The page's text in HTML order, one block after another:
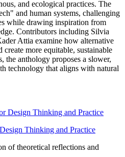
and ecological practices. The
and human systems, challenging
while drawing inspiration from
Contributors including Silvia
Attia examine how alternative
more equitable, sustainable
the anthology proposes a slower,
technology that aligns with natural
Thinking and Practice
of theoretical reflections and